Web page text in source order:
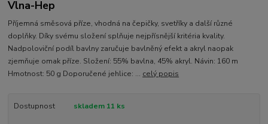
Vlna-Hep
Příjemná směsová příze, vhodná na čepičky, svetříky a další různé
doplňky. Díky svému složení splňuje nejpřísnější kritéria kvality.
Nadpoloviční podíl bavlny zaručuje bavlněný efekt a akryl naopak
zjemňuje omak příze. Složení: 55% bavlna, 45% akryl. Návin: 160 m
Hmotnost: 50 g Doporučené jehlice: ... celý popis
Dostupnost skladem 11 ks